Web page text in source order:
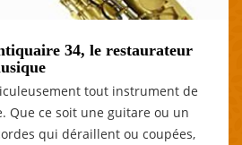
34, le restaurateur
tout instrument de
Que ce soit une guitare ou un
qui déraillent ou coupées,